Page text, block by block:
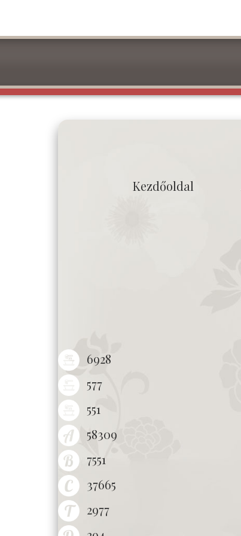
Kezdőoldal
6928
577
551
58309
7551
37665
2977